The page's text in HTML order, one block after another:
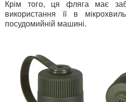
Крім того, ця фляга має
використання її в
посудомийній машині.